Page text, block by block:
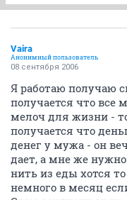
Vaira
Анонимный пользователь
08 сентября 2006
Я работаю получаю
получается что
мелоч для жизни -
получается что
денег у мужа - он
дает, а мне же
нить из еды хотся
немного в месяц